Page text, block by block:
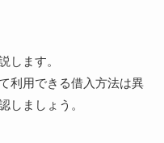
します。
利用できる借入方法は異
しましょう。